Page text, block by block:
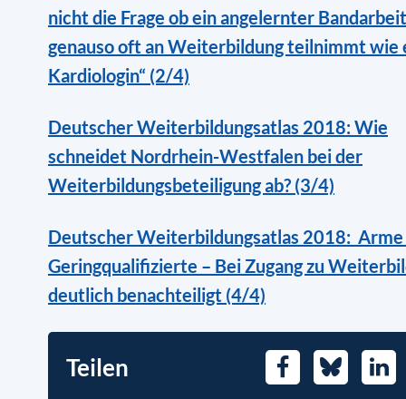
nicht die Frage ob ein angelernter
genauso oft an Weiterbildung teilnimmt wie
Kardiologin“ (2/4)
Deutscher Weiterbildungsatlas 2018: Wie
schneidet Nordrhein-Westfalen bei der
Weiterbildungsbeteiligung ab? (3/4)
Deutscher Weiterbildungsatlas 2018: Arme
Geringqualifizierte – Bei Zugang zu
deutlich benachteiligt (4/4)
Teilen FacebookBluesky